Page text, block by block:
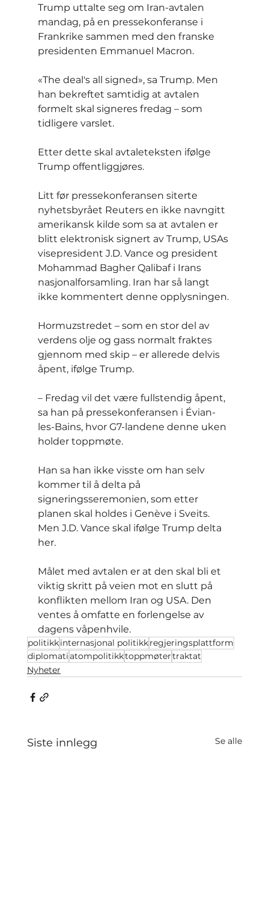
Trump uttalte seg om Iran-avtalen
mandag, på en pressekonferanse i
Frankrike sammen med den franske
presidenten Emmanuel Macron.
«The deal's all signed», sa Trump. Men
han bekreftet samtidig at avtalen
formelt skal signeres fredag – som
tidligere varslet.
Etter dette skal avtaleteksten ifølge
Trump offentliggjøres.
Litt før pressekonferansen siterte
nyhetsbyrået Reuters en ikke navngitt
amerikansk kilde som sa at avtalen er
blitt elektronisk signert av Trump, USAs
visepresident J.D. Vance og president
Mohammad ​Bagher Qalibaf i Irans
nasjonalforsamling. Iran har så langt
ikke kommentert denne opplysningen.
Hormuzstredet – som en stor del av
verdens olje og gass normalt fraktes
gjennom med skip – er allerede delvis
åpent, ifølge Trump.
– Fredag vil det være fullstendig åpent,
sa han på pressekonferansen i Évian-
les-Bains, hvor G7-landene denne uken
holder toppmøte.
Han sa han ikke visste om han selv
kommer til å delta på
signeringsseremonien, som etter
planen skal holdes i Genève i Sveits.
Men J.D. Vance skal ifølge Trump delta
her.
Målet med avtalen er at den skal bli et
viktig skritt på veien mot en slutt på
konflikten mellom Iran og USA. Den
ventes å omfatte en forlengelse av
dagens våpenhvile.
politikkinternasjonal politikkregjeringsplattform
diplomatiatompolitikktoppmøtertraktat
Nyheter
Siste innlegg Se alle